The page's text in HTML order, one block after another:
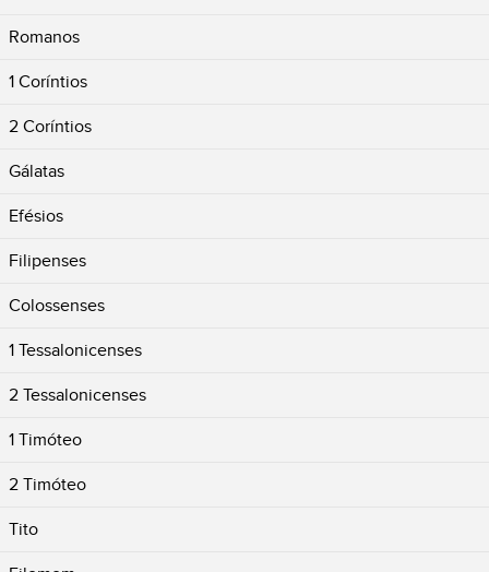
Romanos
1 Coríntios
2 Coríntios
Gálatas
Efésios
Filipenses
Colossenses
1 Tessalonicenses
2 Tessalonicenses
1 Timóteo
2 Timóteo
Tito